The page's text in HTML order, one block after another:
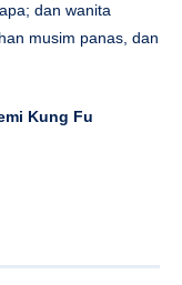
dan wanita
musim panas, dan
Kung Fu